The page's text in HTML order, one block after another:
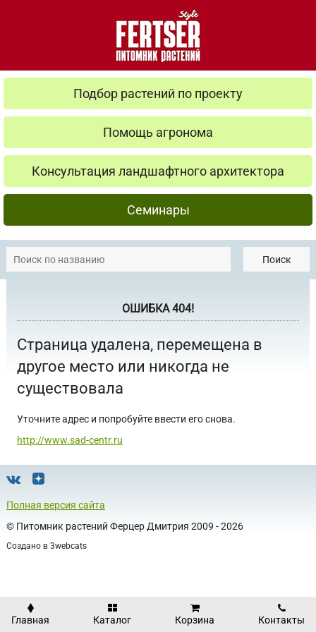
Подбор растений по проекту
Помощь агронома
Консультация ландшафтного архитектора
Семинары
Поиск
ОШИБКА 404!
Страница удалена, перемещена в
другое место или никогда не
существовала
Уточните адрес и попробуйте ввести его снова.
http://www.sad-centr.ru
Полная версия сайта
© Питомник растений Ферцер Дмитрия 2009 - 2026
Создано в 3webcats
Главная Каталог Корзина Контакты